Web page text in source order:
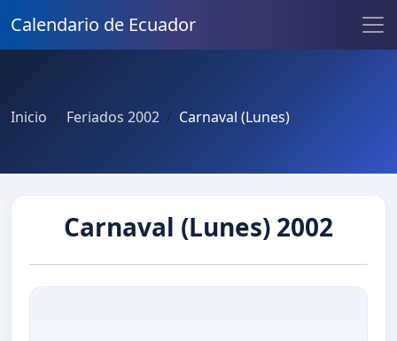
Calendario de Ecuador
Inicio Feriados 2002 Carnaval (Lunes)
Carnaval (Lunes) 2002